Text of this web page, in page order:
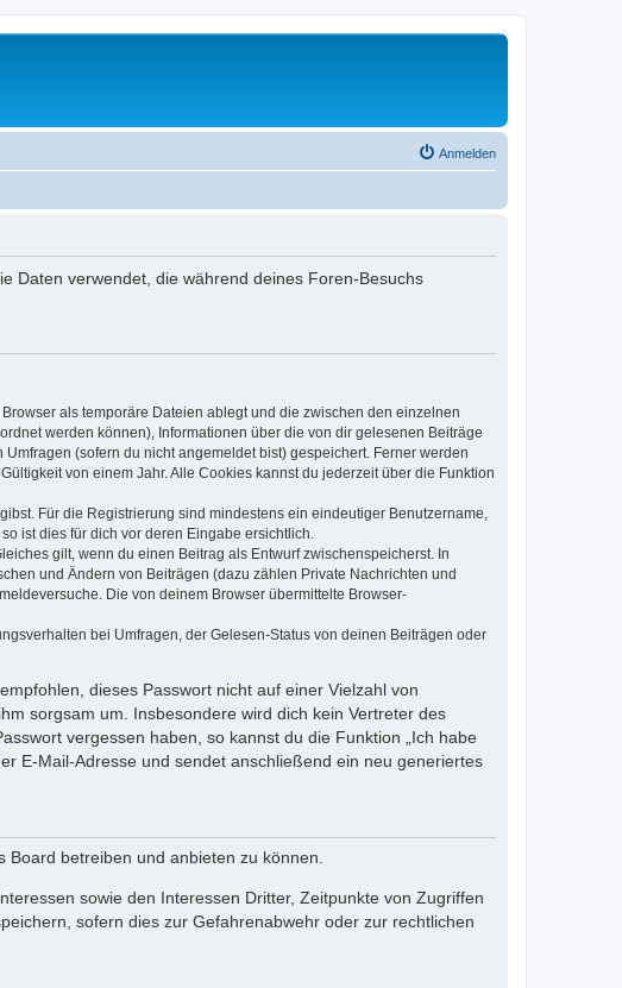
Anmelden
Daten verwendet, die während deines Foren-Besuchs
als temporäre Dateien ablegt und die zwischen den einzelnen
werden können), Informationen über die von dir gelesenen Beiträge
(sofern du nicht angemeldet bist) gespeichert. Ferner werden
von einem Jahr. Alle Cookies kannst du jederzeit über die Funktion
Für die Registrierung sind mindestens ein eindeutiger Benutzername,
ist dies für dich vor deren Eingabe ersichtlich.
gilt, wenn du einen Beitrag als Entwurf zwischenspeicherst. In
und Ändern von Beiträgen (dazu zählen Private Nachrichten und
Die von deinem Browser übermittelte Browser-
bei Umfragen, der Gelesen-Status von deinen Beiträgen oder
dieses Passwort nicht auf einer Vielzahl von
sorgsam um. Insbesondere wird dich kein Vertreter des
vergessen haben, so kannst du die Funktion „Ich habe
E-Mail-Adresse und sendet anschließend ein neu generiertes
betreiben und anbieten zu können.
sowie den Interessen Dritter, Zeitpunkte von Zugriffen
sofern dies zur Gefahrenabwehr oder zur rechtlichen